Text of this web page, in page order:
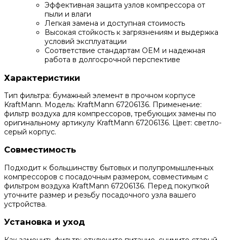
Эффективная защита узлов компрессора от
пыли и влаги
Легкая замена и доступная стоимость
Высокая стойкость к загрязнениям и выдержка
условий эксплуатации
Соответствие стандартам OEM и надежная
работа в долгосрочной перспективе
Характеристики
Тип фильтра: бумажный элемент в прочном корпусе
KraftMann. Модель: KraftMann 67206136. Применение:
фильтр воздуха для компрессоров, требующих замены по
оригинальному артикулу KraftMann 67206136. Цвет: светло-
серый корпус.
Совместимость
Подходит к большинству бытовых и полупромышленных
компрессоров с посадочным размером, совместимым с
фильтром воздуха KraftMann 67206136. Перед покупкой
уточните размер и резьбу посадочного узла вашего
устройства.
Установка и уход